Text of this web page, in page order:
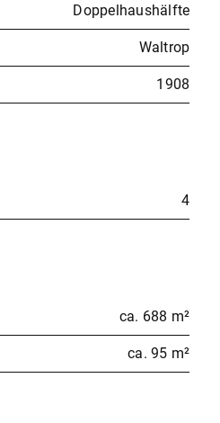
Doppelhaushälfte
Waltrop
1908
4
ca. 688 m²
ca. 95 m²